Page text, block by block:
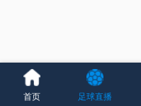
首页 足球直播